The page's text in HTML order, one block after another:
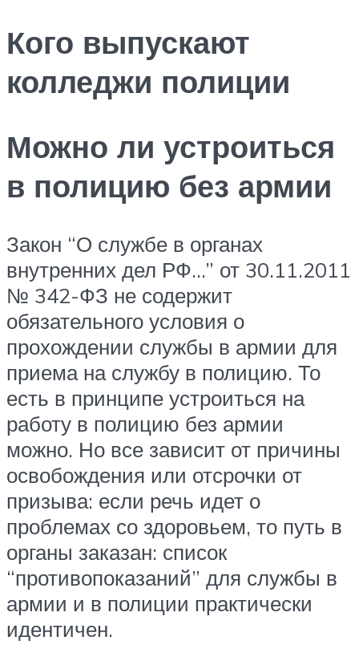
Кого выпускают
колледжи полиции
Можно ли устроиться
в полицию без армии
Закон “О службе в органах
внутренних дел РФ…” от 30.11.2011
№ 342-ФЗ не содержит
обязательного условия о
прохождении службы в армии для
приема на службу в полицию. То
есть в принципе устроиться на
работу в полицию без армии
можно. Но все зависит от причины
освобождения или отсрочки от
призыва: если речь идет о
проблемах со здоровьем, то путь в
органы заказан: список
“противопоказаний” для службы в
армии и в полиции практически
идентичен.